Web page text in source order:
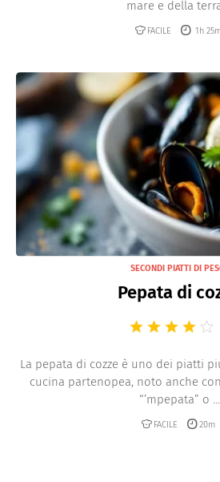
mare e della
FACILE 1h
SECONDI PIATTI DI
Pepata di
La pepata di cozze è uno dei piatti
cucina partenopea, noto anche
“’mpepata” o ...
FACILE 20m